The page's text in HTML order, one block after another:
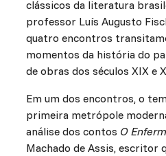
clássicos da literatura
professor Luís Augusto
quatro encontros
momentos da história do
de obras dos séculos XIX e
Em um dos encontros, o
primeira metrópole
análise dos contos O
Machado de Assis, escritor